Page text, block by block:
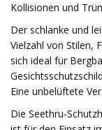
Kollisionen und
Der schlanke und
Vielzahl von Stilen,
sich ideal für
Eine unbelüftete
Die Seethru-